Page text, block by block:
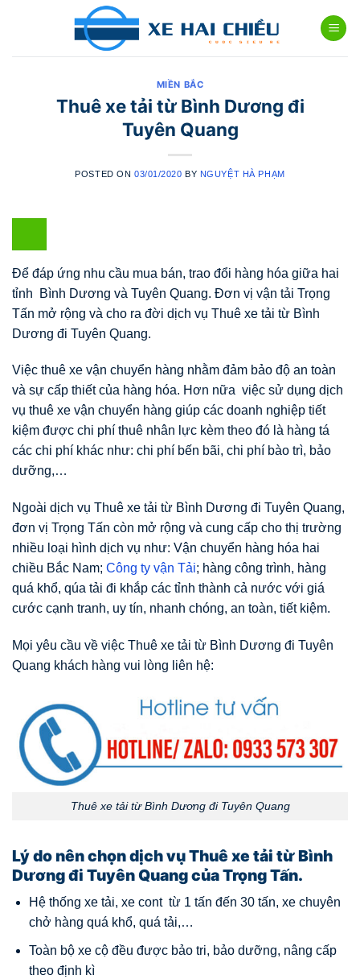
MIỀN BẮC
Thuê xe tải từ Bình Dương đi
Tuyên Quang
POSTED ON 03/01/2020 BY NGUYỆT HÀ PHẠM
Để đáp ứng nhu cầu mua bán, trao đổi hàng hóa giữa hai
tỉnh Bình Dương và Tuyên Quang. Đơn vị vận tải Trọng
Tấn mở rộng và cho ra đời dịch vụ Thuê xe tải từ Bình
Dương đi Tuyên Quang.
Việc thuê xe vận chuyển hàng nhằm đảm bảo độ an toàn
và sự cấp thiết của hàng hóa. Hơn nữa việc sử dụng dịch
vụ thuê xe vận chuyển hàng giúp các doanh nghiệp tiết
kiệm được chi phí thuê nhân lực kèm theo đó là hàng tá
các chi phí khác như: chi phí bến bãi, chi phí bào trì, bảo
dưỡng,…
Ngoài dịch vụ Thuê xe tải từ Bình Dương đi Tuyên Quang,
đơn vị Trọng Tấn còn mở rộng và cung cấp cho thị trường
nhiều loại hình dịch vụ như: Vận chuyển hàng hóa hai
chiều Bắc Nam; Công ty vận Tải; hàng công trình, hàng
quá khổ, qúa tải đi khắp các tỉnh thành cả nước với giá
cước cạnh tranh, uy tín, nhanh chóng, an toàn, tiết kiệm.
Mọi yêu cầu về việc Thuê xe tải từ Bình Dương đi Tuyên
Quang khách hàng vui lòng liên hệ:
Thuê xe tải từ Bình Dương đi Tuyên Quang
Lý do nên chọn dịch vụ Thuê xe tải từ Bình
Dương đi Tuyên Quang của Trọng Tấn.
Hệ thống xe tải, xe cont từ 1 tấn đến 30 tấn, xe chuyên
chở hàng quá khổ, quá tải,…
Toàn bộ xe cộ đều được bảo tri, bảo dưỡng, nâng cấp
theo định kì